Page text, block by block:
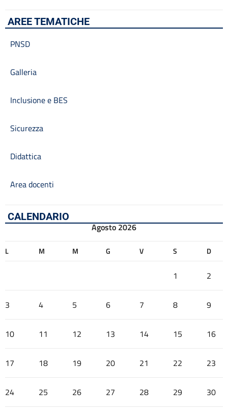
AREE TEMATICHE
PNSD
Galleria
Inclusione e BES
Sicurezza
Didattica
Area docenti
CALENDARIO
Agosto 2026
L M M G V S D
1 2
3 4 5 6 7 8 9
10 11 12 13 14 15 16
17 18 19 20 21 22 23
24 25 26 27 28 29 30